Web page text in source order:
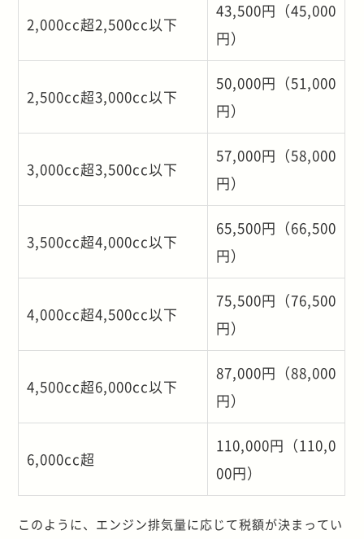
2,000cc超2,500cc以下
43,500円（45,000
円）
2,500cc超3,000cc以下
50,000円（51,000
円）
3,000cc超3,500cc以下
57,000円（58,000
円）
3,500cc超4,000cc以下
65,500円（66,500
円）
4,000cc超4,500cc以下
75,500円（76,500
円）
4,500cc超6,000cc以下
87,000円（88,000
円）
6,000cc超
110,000円（110,0
00円）
このように、エンジン排気量に応じて税額が決まってい